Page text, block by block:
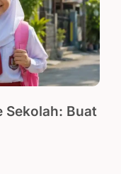
Sekolah: Buat